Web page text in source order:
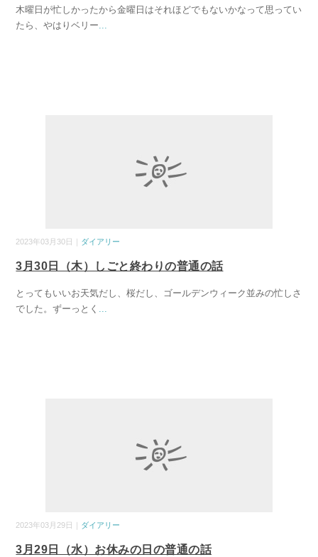
木曜日が忙しかったから金曜日はそれほどでもないかなって思ってい
たら、やはりベリー...
2023年03月30日｜ ダイアリー
3月30日（木）しごと終わりの普通の話
とってもいいお天気だし、桜だし、ゴールデンウィーク並みの忙しさ
でした。ずーっとく ...
2023年03月29日｜ ダイアリー
3月29日（水）お休みの日の普通の話